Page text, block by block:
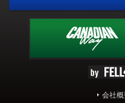
会社